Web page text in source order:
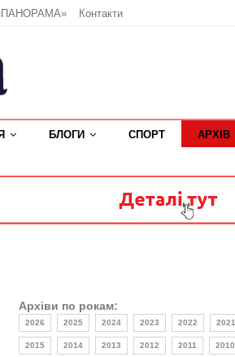
Контакти
БЛОГИ СПОРТ АРХІВ
Архіви по рокам:
2026 2025 2024 2023 2022 2021
2015 2014 2013 2012 2011 2010